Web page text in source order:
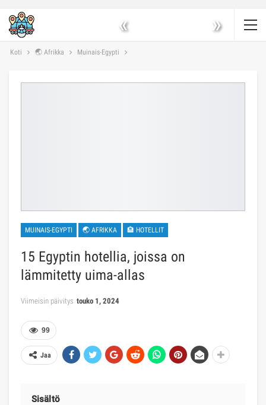
« »
Koti 🌏 Afrikka Muinais-Egypti
MUINAIS-EGYPTI 🌏 AFRIKKA 🏨 HOTELLIT
15 Egyptin hotellia, joissa on
lämmitetty uima-allas
Viimeisin päivitys touko 1, 2024
99
Jaa
Sisältö